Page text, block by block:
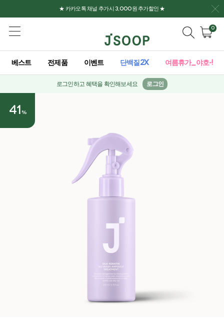
★ 카카오톡 채널 추가시 3,000원 추가할인 ★
0
베스트 전제품 이벤트 단백질2X 여름휴가_야호-!
로그인하고 혜택을 확인해보세요 로그인
41 %